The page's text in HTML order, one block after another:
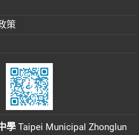
策
學 Taipei Municipal Zhonglun